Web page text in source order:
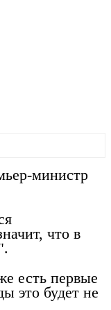
министр
что в
есть первые
это будет не